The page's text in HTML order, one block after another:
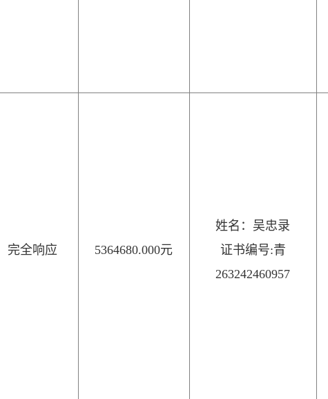
完全响应 5364680.000元
姓名：吴忠录
证书编号:青
263242460957